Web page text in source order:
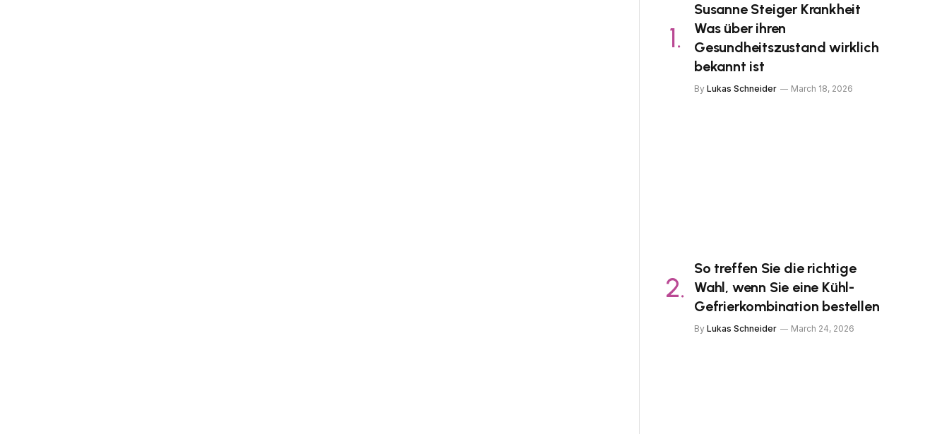
Susanne Steiger Krankheit
Was über ihren
Gesundheitszustand wirklich
bekannt ist
By Lukas Schneider March 18, 2026
So treffen Sie die richtige
Wahl, wenn Sie eine Kühl-
Gefrierkombination bestellen
By Lukas Schneider March 24, 2026